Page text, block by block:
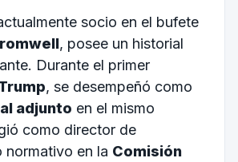
socio en el bufete
, posee un historial
Durante el primer
, se desempeñó como
adjunto en el mismo
como director de
normativo en la Comisión